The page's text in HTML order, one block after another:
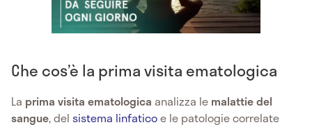
Che cos’è la prima visita ematologica
La prima visita ematologica analizza le malattie del
sangue, del sistema linfaticoe le patologie correlate